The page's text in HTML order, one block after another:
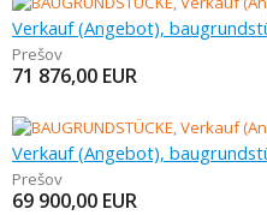
Verkauf (Angebot),
Prešov
71 876,00 EUR
Verkauf (Angebot),
Prešov
69 900,00 EUR